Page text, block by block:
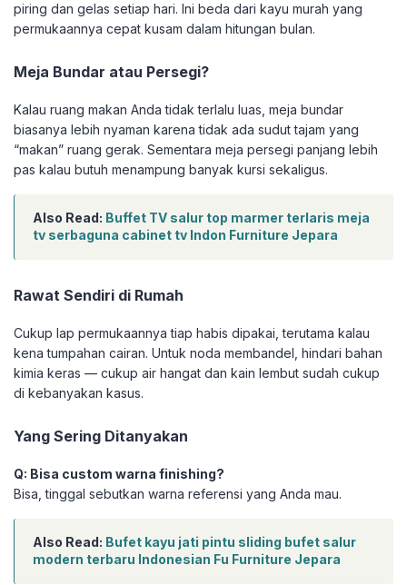
piring dan gelas setiap hari. Ini beda dari kayu murah yang
permukaannya cepat kusam dalam hitungan bulan.
Meja Bundar atau Persegi?
Kalau ruang makan Anda tidak terlalu luas, meja bundar
biasanya lebih nyaman karena tidak ada sudut tajam yang
“makan” ruang gerak. Sementara meja persegi panjang lebih
pas kalau butuh menampung banyak kursi sekaligus.
Also Read: Buffet TV salur top marmer terlaris meja
tv serbaguna cabinet tv Indon Furniture Jepara
Rawat Sendiri di Rumah
Cukup lap permukaannya tiap habis dipakai, terutama kalau
kena tumpahan cairan. Untuk noda membandel, hindari bahan
kimia keras — cukup air hangat dan kain lembut sudah cukup
di kebanyakan kasus.
Yang Sering Ditanyakan
Q: Bisa custom warna finishing?
Bisa, tinggal sebutkan warna referensi yang Anda mau.
Also Read: Bufet kayu jati pintu sliding bufet salur
modern terbaru Indonesian Fu Furniture Jepara